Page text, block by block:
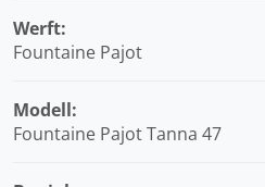
Werft:
Fountaine Pajot
Modell:
Fountaine Pajot Tanna 47